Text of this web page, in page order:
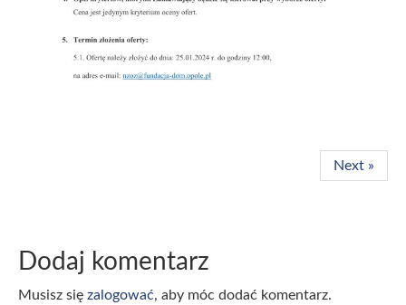
Next »
Dodaj komentarz
Musisz się zalogować, aby móc dodać komentarz.